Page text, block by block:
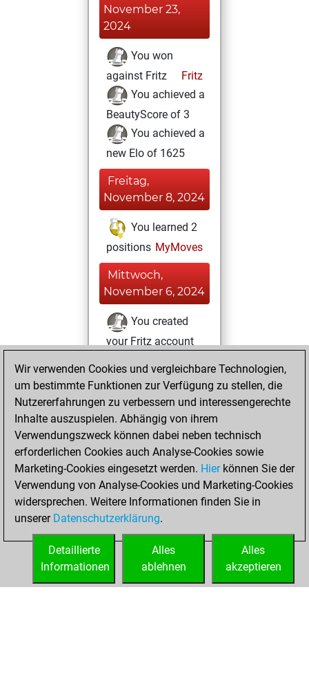
November 23,
2024
You won
against Fritz
Fritz
You achieved a
BeautyScore of 3
You achieved a
new Elo of 1625
Freitag,
November 8, 2024
You learned 2
positions MyMoves
Mittwoch,
November 6, 2024
You created
your Fritz account
created your Studies
account
Studies
Mittwoch,
September 18,
2024
You played 2
bullet games
Play
You scored +1
=0 -1 in bullet
Wir verwenden Cookies und vergleichbare Technologien,
um bestimmte Funktionen zur Verfügung zu stellen, die
Nutzererfahrungen zu verbessern und interessengerechte
Inhalte auszuspielen. Abhängig von ihrem
Verwendungszweck können dabei neben technisch
erforderlichen Cookies auch Analyse-Cookies sowie
Marketing-Cookies eingesetzt werden. Hierkönnen Sie der
Verwendung von Analyse-Cookies und Marketing-Cookies
widersprechen. Weitere Informationen finden Sie in
unserer Datenschutzerklärung.
Alles
akzeptieren
Alles
ablehnen
Detaillierte
Informationen